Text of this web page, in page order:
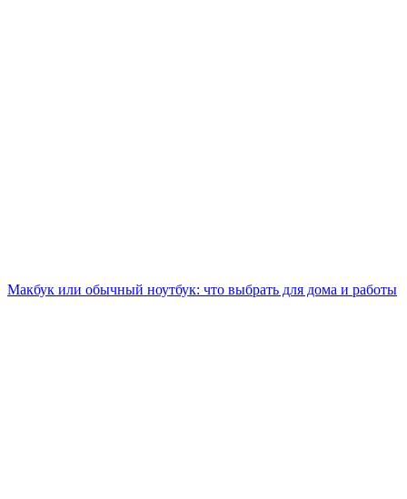
Макбук или обычный ноутбук: что выбрать для дома и работы